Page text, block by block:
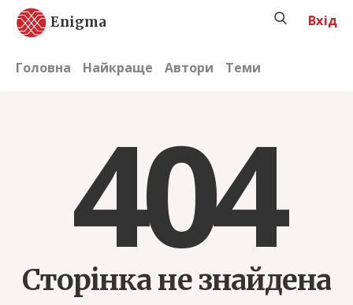
Enigma
Головна Найкраще Автори Теми
Вхід
404
Сторінка не знайдена